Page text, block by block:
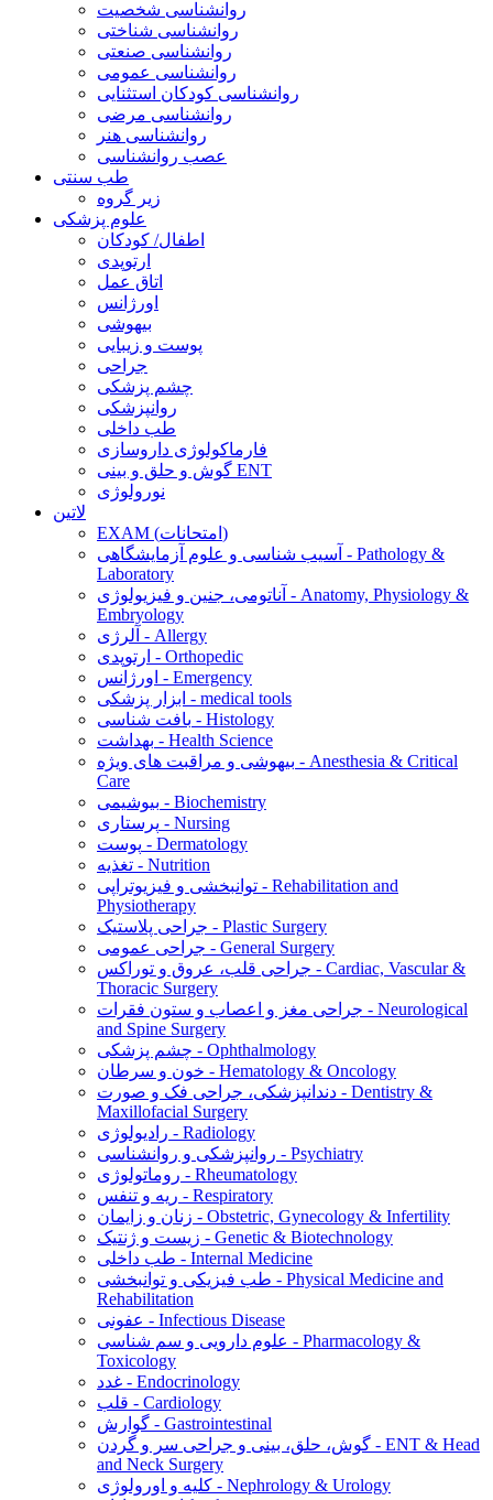
روانشناسی شخصیت
روانشناسی شناختی
روانشناسی صنعتی
روانشناسی عمومی
روانشناسی کودکان استثنایی
روانشناسی مرضی
روانشناسی هنر
عصب روانشناسی
طب سنتی
زیر گروه
علوم پزشکی
اطفال/ کودکان
ارتوپدی
اتاق عمل
اورژانس
بیهوشی
پوست و زیبایی
جراحی
چشم پزشکی
روانپزشکی
طب داخلی
فارماکولوژی داروسازی
گوش و حلق و بینی ENT
نورولوژی
لاتین
EXAM (امتحانات)
آسیب شناسی و علوم آزمایشگاهی - Pathology &
Laboratory
آناتومی، جنین و فیزیولوژی - Anatomy, Physiology &
Embryology
آلرژی - Allergy
ارتوپدی - Orthopedic
اورژانس - Emergency
ابزار پزشکی - medical tools
بافت شناسی - Histology
بهداشت - Health Science
بیهوشی و مراقبت های ویژه - Anesthesia & Critical
Care
بیوشیمی - Biochemistry
پرستاری - Nursing
پوست - Dermatology
تغذیه - Nutrition
توانبخشی و فیزیوتراپی - Rehabilitation and
Physiotherapy
جراحی پلاستیک - Plastic Surgery
جراحی عمومی - General Surgery
جراحی قلب، عروق و توراکس - Cardiac, Vascular &
Thoracic Surgery
جراحی مغز و اعصاب و ستون فقرات - Neurological
and Spine Surgery
چشم پزشکی - Ophthalmology
خون و سرطان - Hematology & Oncology
دندانپزشکی، جراحی فک و صورت - Dentistry &
Maxillofacial Surgery
رادیولوژی - Radiology
روانپزشکی و روانشناسی - Psychiatry
روماتولوژی - Rheumatology
ریه و تنفس - Respiratory
زنان و زایمان - Obstetric, Gynecology & Infertility
زیست و ژنتیک - Genetic & Biotechnology
طب داخلی - Internal Medicine
طب فیزیکی و توانبخشی - Physical Medicine and
Rehabilitation
عفونی - Infectious Disease
علوم دارویی و سم شناسی - Pharmacology &
Toxicology
غدد - Endocrinology
قلب - Cardiology
گوارش - Gastrointestinal
گوش، حلق، بینی و جراحی سر و گردن - ENT & Head
and Neck Surgery
کلیه و اورولوژی - Nephrology & Urology